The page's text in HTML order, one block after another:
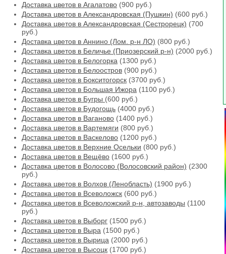
Доставка цветов в Агалатово (900 руб.)
Доставка цветов в Александровская (Пушкин) (600 руб.)
Доставка цветов в Александровская (Сестрорецк) (700
руб.)
Доставка цветов в Аннино (Лом. р-н ЛО) (800 руб.)
Доставка цветов в Беличье (Приозерский р-н) (2000 руб.)
Доставка цветов в Белогорка (1300 руб.)
Доставка цветов в Белоостров (900 руб.)
Доставка цветов в Бокситогорск (3700 руб.)
Доставка цветов в Большая Ижора (1100 руб.)
Доставка цветов в Бугры (600 руб.)
Доставка цветов в Будогощь (4000 руб.)
Доставка цветов в Ваганово (1400 руб.)
Доставка цветов в Вартемяги (800 руб.)
Доставка цветов в Васкелово (1200 руб.)
Доставка цветов в Верхние Осельки (800 руб.)
Доставка цветов в Вещёво (1600 руб.)
Доставка цветов в Волосово (Волосовский район) (2300
руб.)
Доставка цветов в Волхов (Ленобласть) (1900 руб.)
Доставка цветов в Всеволожск (600 руб.)
Доставка цветов в Всеволожский р-н, автозаводы (1100
руб.)
Доставка цветов в Выборг (1500 руб.)
Доставка цветов в Выра (1500 руб.)
Доставка цветов в Вырица (2000 руб.)
Доставка цветов в Высоцк (1700 руб.)